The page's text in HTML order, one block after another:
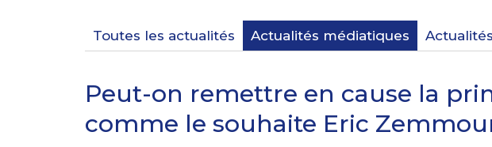
Toutes les actualités Actualités médiatiques
Peut-on remettre en cause la
comme le souhaite Eric